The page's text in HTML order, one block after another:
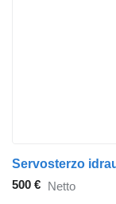
500 € Netto